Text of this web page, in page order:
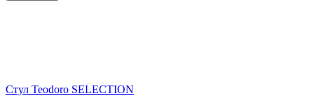
Стул Teodoro SELECTION